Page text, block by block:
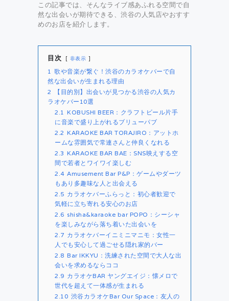
この記事では、そんなライブ感あふれる空間で自
然な出会いが期待できる、渋谷の人気店やおすす
めのお店を紹介します。
目次 非表示
1 歌や音楽が繋ぐ！渋谷のカラオケバーで自
然な出会いが生まれる理由
2
【目的別】出会いが見つかる渋谷の人気カ
ラオケバー10選
2.1 KOBUSHI BEER：クラフトビール片手
に音楽で盛り上がれるブリューパブ
2.2 KARAOKE BAR TORAJIRO：アットホ
ームな雰囲気で常連さんと仲良くなれる
2.3 KARAOKE BAR BAE：SNS映えする空
間で若者とワイワイ楽しむ
2.4 Amusement Bar P&P：ゲームやダーツ
もあり多趣味な人と出会える
2.5 カラオケバーふらっと：初心者歓迎で
気軽に立ち寄れる安心のお店
2.6 shisha&karaoke bar POPO：シーシャ
を楽しみながら落ち着いた出会いを
2.7 カラオケバーイニミニマニモ：女性一
人でも安心して過ごせる隠れ家的バー
2.8 Bar IKKYU：洗練された空間で大人な出
会いを求めるならココ
2.9 カラオケBAR ヤングエイジ：懐メロで
世代を超えて一体感が生まれる
2.10 渋谷カラオケBar Our Space：友人の